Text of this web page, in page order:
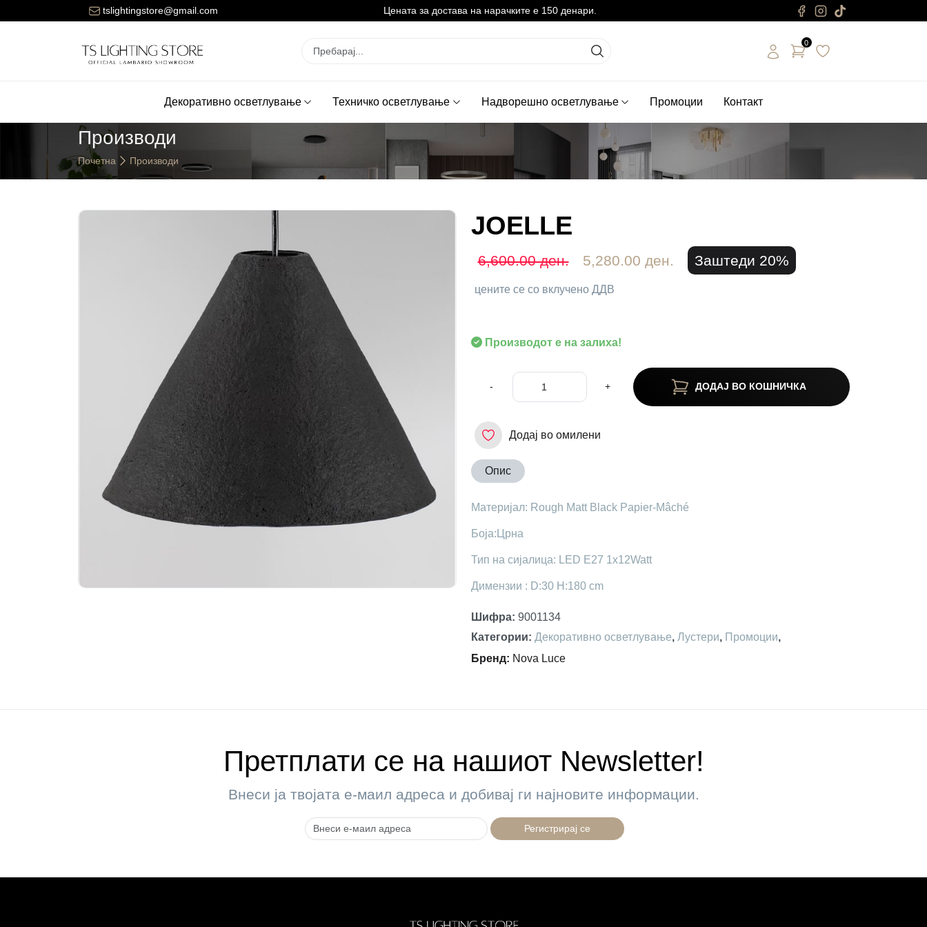
tslightingstore@gmail.com
за достава на нарачките е 150 денари. Цената за достава на нарачките е 150 денари.
0
Декоративно осветлување Техничко осветлување Надворешно осветлување Промоции Контакт
Производи
Почетна Производи
JOELLE
6,600.00 ден. 5,280.00 ден. Заштеди 20%
цените се со вклучено ДДВ
Производот е на залиха!
- + ДОДАЈ ВО КОШНИЧКА
Додај во омилени
Опис
Материјал: Rough Matt Black Papier-Mâché
Боја:Црна
Тип на сијалица: LED E27 1x12Watt
Димензии : D:30 H:180 cm
Шифра: 9001134
Категории: Декоративно осветлување, Лустери, Промоции,
Бренд: Nova Luce
Претплати се на нашиот Newsletter!
Внеси ја твојата е-маил адреса и добивај ги најновите информации.
Регистрирај се